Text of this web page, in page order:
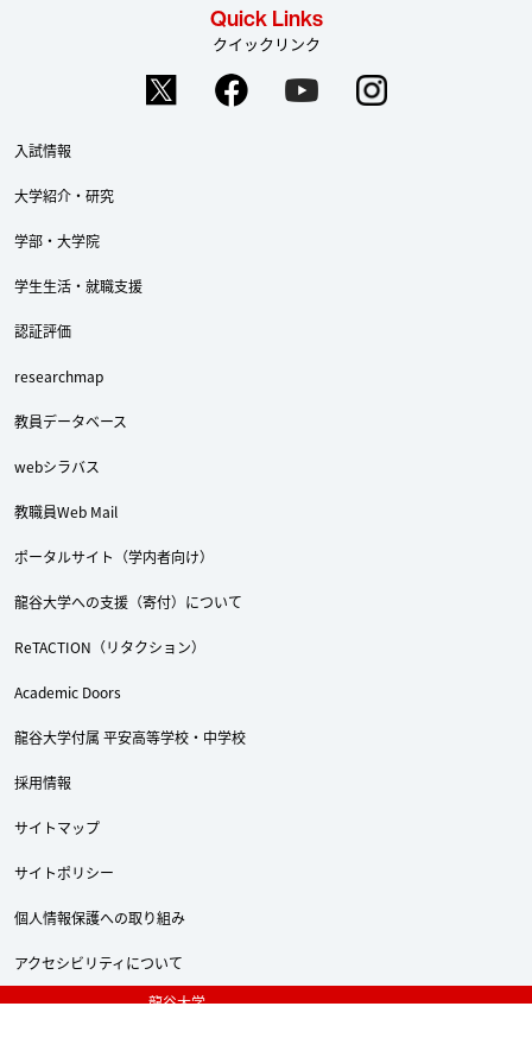
Quick Links
クイックリンク
入試情報
大学紹介・研究
学部・大学院
学生生活・就職支援
認証評価
researchmap
教員データベース
webシラバス
教職員Web Mail
ポータルサイト（学内者向け）
龍谷大学への支援（寄付）について
ReTACTION（リタクション）
Academic Doors
龍谷大学付属 平安高等学校・中学校
採用情報
サイトマップ
サイトポリシー
個人情報保護への取り組み
アクセシビリティについて
龍谷大学